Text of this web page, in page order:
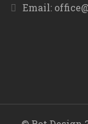
Email: